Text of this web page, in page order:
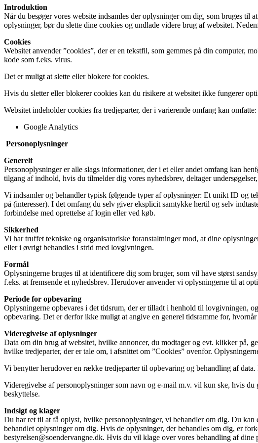
Introduktion
Når du besøger vores website indsamles der oplysninger om dig, som bruges til
oplysninger, bør du slette dine cookies og undlade videre brug af websitet.
Cookies
Websitet anvender ”cookies”, der er en tekstfil, som gemmes på din computer,
kode som f.eks. virus.
Det er muligt at slette eller blokere for cookies.
Hvis du sletter eller blokerer cookies kan du risikere at websitet ikke fungerer
Websitet indeholder cookies fra tredjeparter, der i varierende omfang kan omfatte:
Google Analytics
Personoplysninger
Generelt
Personoplysninger er alle slags informationer, der i et eller andet omfang kan
tilgang af indhold, hvis du tilmelder dig vores nyhedsbrev, deltager
Vi indsamler og behandler typisk følgende typer af oplysninger: Et unikt ID og
på (interesser). I det omfang du selv giver eksplicit samtykke hertil og selv
forbindelse med oprettelse af login eller ved køb.
Sikkerhed
Vi har truffet tekniske og organisatoriske foranstaltninger mod, at dine
eller i øvrigt behandles i strid med lovgivningen.
Formål
Oplysningerne bruges til at identificere dig som bruger, som vil have størst
f.eks. at fremsende et nyhedsbrev. Herudover anvender vi oplysningerne til at
Periode for opbevaring
Oplysningerne opbevares i det tidsrum, der er tilladt i henhold til lovgivningen,
opbevaring. Det er derfor ikke muligt at angive en generel tidsramme for,
Videregivelse af oplysninger
Data om din brug af websitet, hvilke annoncer, du modtager og evt. klikker på,
hvilke tredjeparter, der er tale om, i afsnittet om ”Cookies” ovenfor.
Vi benytter herudover en række tredjeparter til opbevaring og behandling af
Videregivelse af personoplysninger som navn og e-mail m.v. vil kun ske, hvis
beskyttelse.
Indsigt og klager
Du har ret til at få oplyst, hvilke personoplysninger, vi behandler om dig. Du
behandlet oplysninger om dig. Hvis de oplysninger, der behandles om dig, er
bestyrelsen@soendervangne.dk. Hvis du vil klage over vores behandling af dine